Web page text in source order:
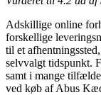
Adskillige online
forskellige
til et
selvvalgt tidspunkt.
samt i mange
ved køb af Abus